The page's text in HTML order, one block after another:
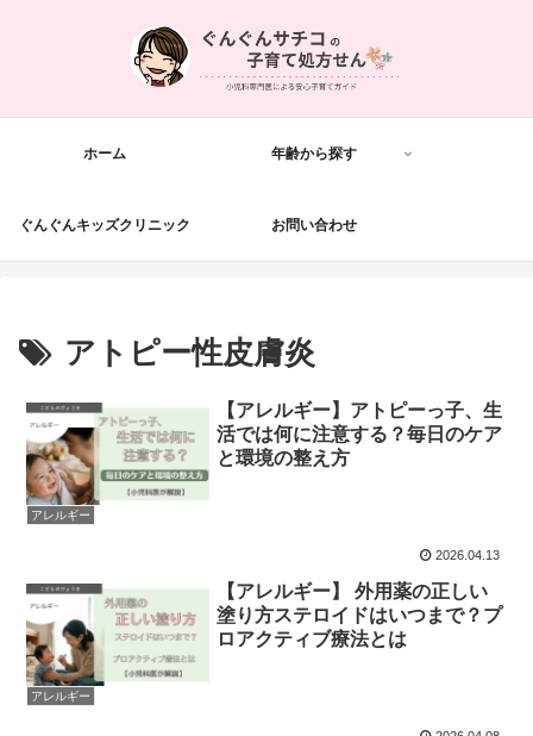
ホーム 年齢から探す
ぐんぐんキッズクリニック お問い合わせ
アトピー性皮膚炎
アレルギー
【アレルギー】アトピーっ子、生
活では何に注意する？毎日のケア
と環境の整え方
2026.04.13
アレルギー
【アレルギー】 外用薬の正しい
塗り方ステロイドはいつまで？プ
ロアクティブ療法とは